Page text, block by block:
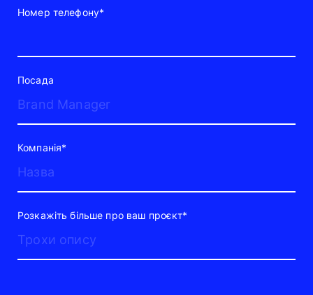
Номер телефону*
Посада
Компанія*
Розкажіть більше про ваш проєкт*